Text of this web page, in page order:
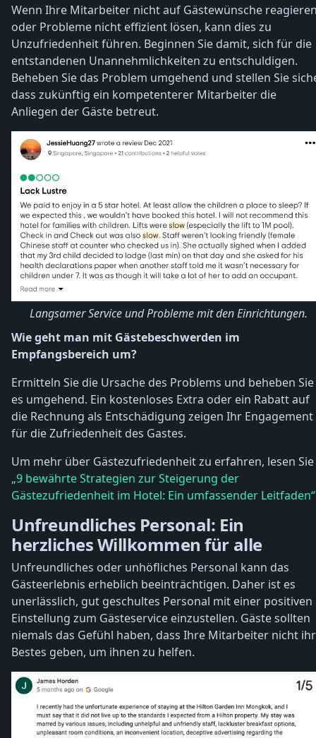
Wenn Ihre Mitarbeiter nicht auf Gästewünsche
oder Probleme nicht effizient lösen, kann dies zu
Unzufriedenheit führen. Beginnen Sie damit, sich für die
entstandenen Unannehmlichkeiten zu entschuldigen.
Beheben Sie das Problem umgehend und stellen Sie
dass zukünftig ein kompetenterer Mitarbeiter die
Anliegen der Gäste betreut.
Langsamer Service und Probleme mit den Einrichtungen.
Wie geht man mit Gästebeschwerden im
Empfangsbereich um?
Ermitteln Sie die Ursache des Problems und beheben Sie
es umgehend. Ein kostenloses Extra oder ein Rabatt auf
die Rechnung als Entschädigung zeigen Ihr Engagement
für die Zufriedenheit des Gastes.
Um mehr über Gästezufriedenheit zu erfahren, lesen Sie
„9 bewährte Strategien zur Steigerung der
Gästezufriedenheit im Hotel: Ein umfassender
Unfreundliches Personal: Ein
herzliches Willkommen für alle
Unfreundliches oder unhöfliches Personal kann das
Gästeerlebnis erheblich beeinträchtigen. Daher ist es
unerlässlich, gut geschultes Personal mit einer positiven
Einstellung zum Gästeservice einzustellen. Gäste sollten
niemals das Gefühl haben, dass Ihre Mitarbeiter nicht ihr
Bestes geben, um ihnen zu helfen.